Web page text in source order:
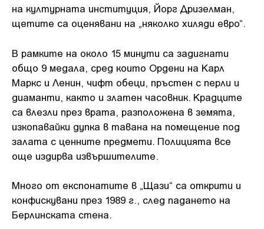
на културната институция, Йорг Дризелман,
щетите са оценявани на „няколко хиляди евро“.
В рамките на около 15 минути са задигнати
общо 9 медала, сред които Ордени на Карл
Маркс и Ленин, чифт обеци, пръстен с перли и
диаманти, както и златен часовник. Крадците
са влезли през врата, разположена в земята,
изкопавайки дупка в тавана на помещение под
залата с ценните предмети. Полицията все
още издирва извършителите.
Много от експонатите в „Щази“ са открити и
конфискувани през 1989 г., след падането на
Берлинската стена.